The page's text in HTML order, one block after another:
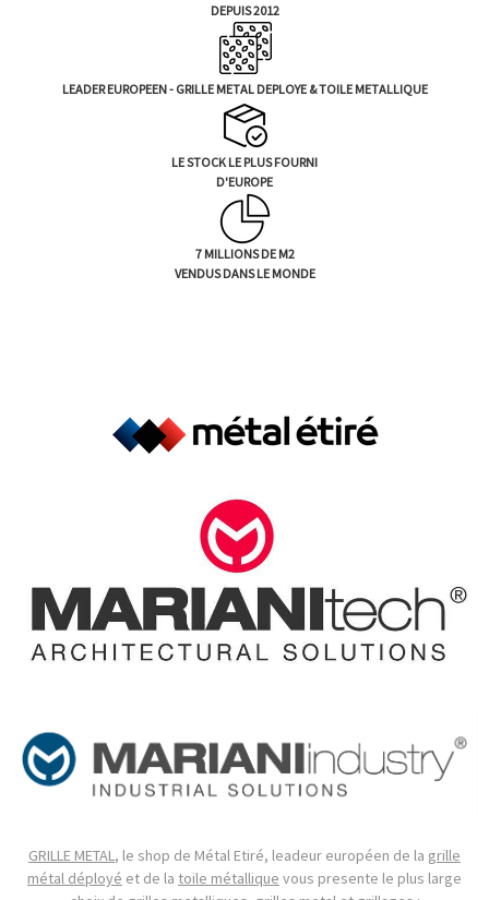
DEPUIS 2012
LEADER EUROPEEN - GRILLE METAL DEPLOYE & TOILE METALLIQUE
LE STOCK LE PLUS FOURNI
D'EUROPE
7 MILLIONS DE M2
VENDUS DANS LE MONDE
GRILLE METAL, le shop de Métal Etiré, leadeur européen de la grille
métal déployé et de la toile métallique vous presente le plus large